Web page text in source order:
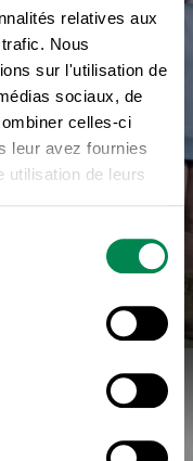
relatives aux
Nous
sur l'utilisation de
sociaux, de
celles-ci
leur avez fournies
utilisation de leurs